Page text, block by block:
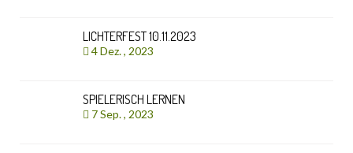
LICHTERFEST 10.11.2023
4 Dez. , 2023
SPIELERISCH LERNEN
7 Sep. , 2023